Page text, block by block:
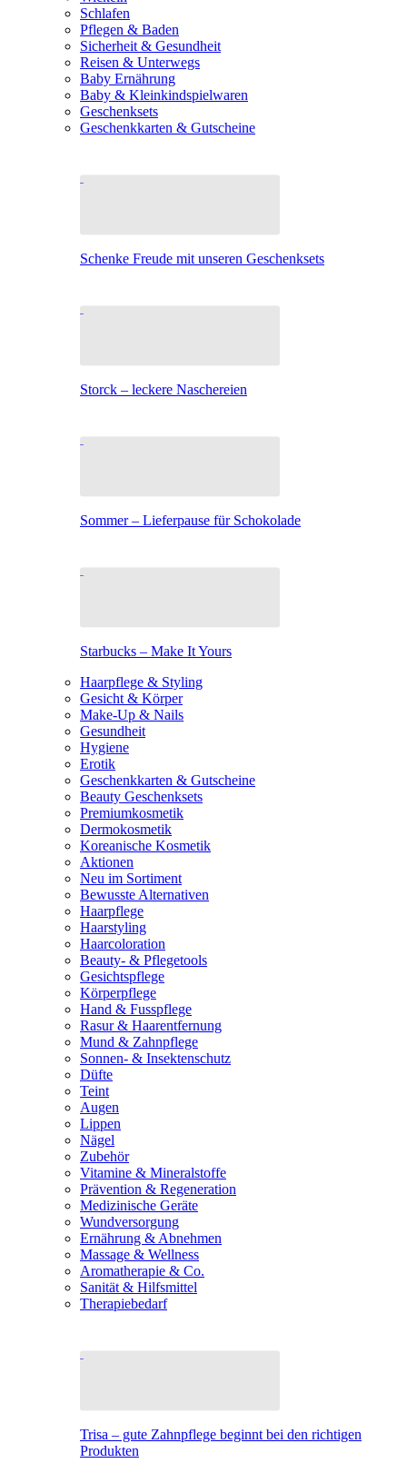
Schlafen
Pflegen & Baden
Sicherheit & Gesundheit
Reisen & Unterwegs
Baby Ernährung
Baby & Kleinkindspielwaren
Geschenksets
Geschenkkarten & Gutscheine
Schenke Freude mit unseren Geschenksets
Storck – leckere Naschereien
Sommer – Lieferpause für Schokolade
Starbucks – Make It Yours
Haarpflege & Styling
Gesicht & Körper
Make-Up & Nails
Gesundheit
Hygiene
Erotik
Geschenkkarten & Gutscheine
Beauty Geschenksets
Premiumkosmetik
Dermokosmetik
Koreanische Kosmetik
Aktionen
Neu im Sortiment
Bewusste Alternativen
Haarpflege
Haarstyling
Haarcoloration
Beauty- & Pflegetools
Gesichtspflege
Körperpflege
Hand & Fusspflege
Rasur & Haarentfernung
Mund & Zahnpflege
Sonnen- & Insektenschutz
Düfte
Teint
Augen
Lippen
Nägel
Zubehör
Vitamine & Mineralstoffe
Prävention & Regeneration
Medizinische Geräte
Wundversorgung
Ernährung & Abnehmen
Massage & Wellness
Aromatherapie & Co.
Sanität & Hilfsmittel
Therapiebedarf
Trisa – gute Zahnpflege beginnt bei den richtigen
Produkten